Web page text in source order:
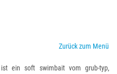
Zurück zum Menü
ein soft swimbait vom grub-typ,